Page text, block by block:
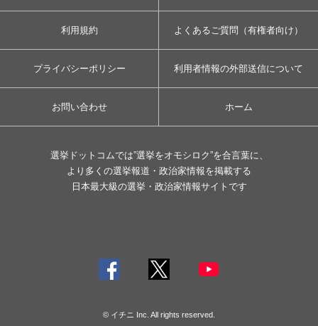
利用規約 よくあるご質問（有権者向け）
プライバシーポリシー 利用者情報の外部送信について
お問い合わせ ホーム
選挙ドットコムでは”選挙をオモシロク”を合言葉に、
より多くの選挙報道・政治家情報を掲載する
日本最大級の選挙・政治家情報サイトです
© イチニ Inc. All rights reserved.